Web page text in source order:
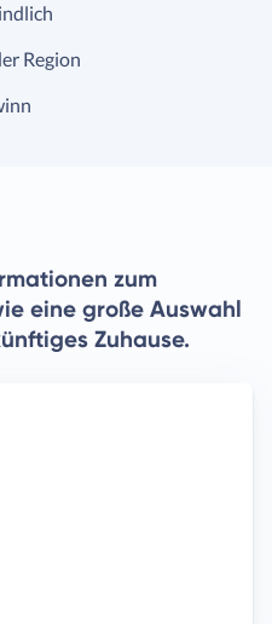
Region
zum
eine große Auswahl
Zuhause.